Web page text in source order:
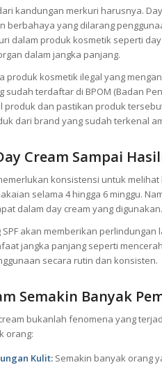
kandungan merkuri harusnya.
berbahaya yang dilarang
dalam produk kosmetik seperti
dalam jangka panjang.
produk kosmetik ilegal yang
sudah terdaftar di BPOM (Badan
dan pastikan produk
dari brand yang sudah terkenal
Cream Sampai
konsistensi untuk
selama 4 hingga 6 minggu.
dalam day cream yang digunakan.
akan memberikan
jangka panjang seperti
secara rutin dan konsisten.
Semakin Banyak
bukanlah fenomena yang
orang:
Kulit: Semakin banyak orang